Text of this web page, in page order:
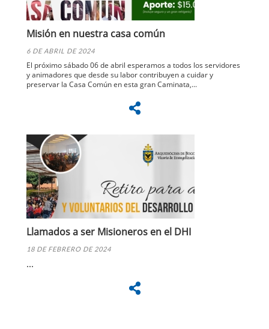
Misión en nuestra casa común
6 DE ABRIL DE 2024
El próximo sábado 06 de abril esperamos a todos los servidores
y animadores que desde su labor contribuyen a cuidar y
preservar la Casa Común en esta gran Caminata,...
Llamados a ser Misioneros en el DHI
18 DE FEBRERO DE 2024
...